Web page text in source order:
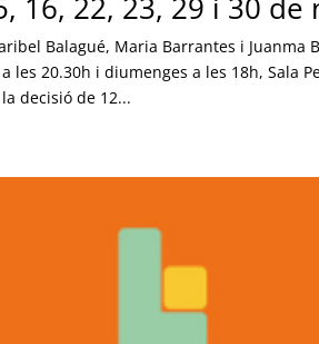
Balagué, Maria Barrantes i Juanma
les 20.30h i diumenges a les 18h, Sala
decisió de 12...